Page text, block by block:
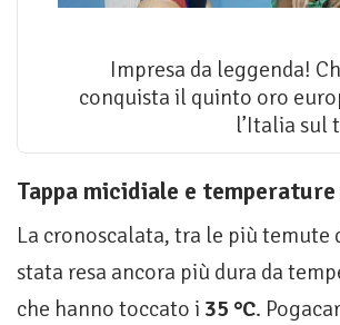
Impresa da leggenda!
conquista il quinto oro
l’Italia sul
Tappa micidiale e
La cronoscalata, tra le più temute
stata resa ancora più dura da
che hanno toccato i 35 °C.